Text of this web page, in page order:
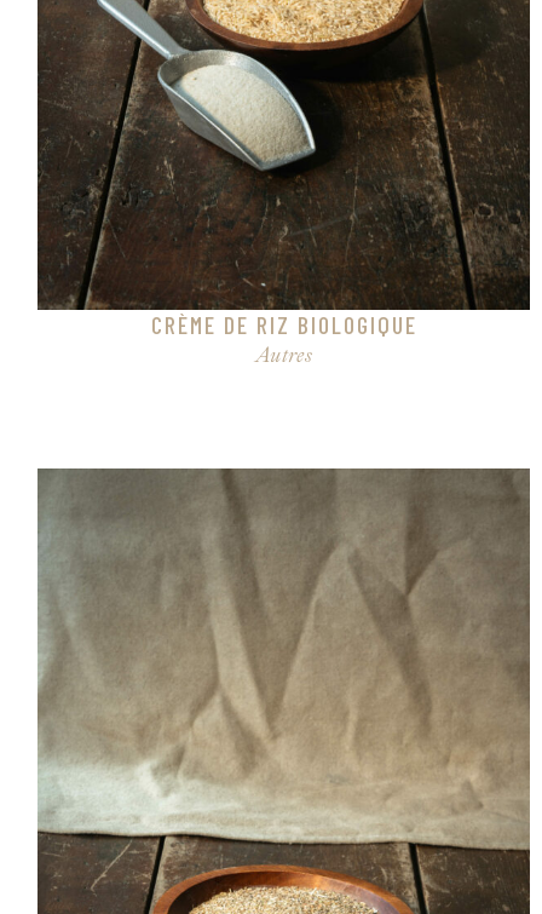
CRÈME DE RIZ BIOLOGIQUE
Autres